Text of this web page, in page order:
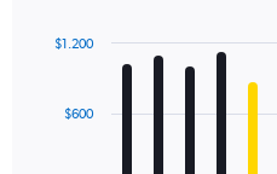
with
12
The$600
$1.200